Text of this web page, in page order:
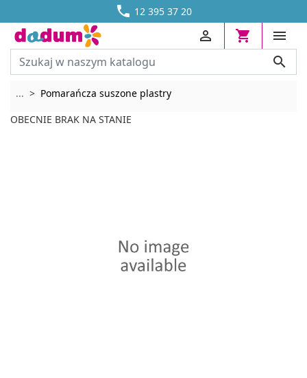
 12 395 37 20
DOSTAWA OD 13,70 ZŁ





... Rozwiń breadcrumbs
Pomarańcza suszone plastry
OBECNIE BRAK NA STANIE